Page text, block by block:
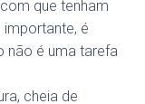
que tenham
é
não é uma tarefa
cheia de